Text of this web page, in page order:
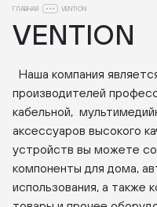
ГЛАВНАЯ VENTION
VENTION
Наша компания
производителей
кабельной,
аксессуаров высокого
устройств вы можете
компоненты для дома,
использования, а также